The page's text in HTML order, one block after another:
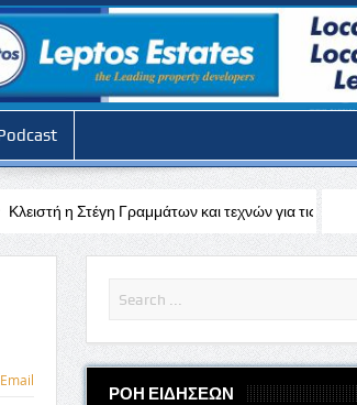
και τεχνών για τις θερινές διακοπές
Email
ΡΟΗ ΕΙΔΗΣΕΩΝ